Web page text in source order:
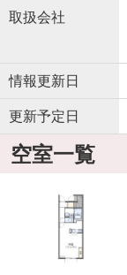
取扱会社
情報更新日
更新予定日
空室一覧